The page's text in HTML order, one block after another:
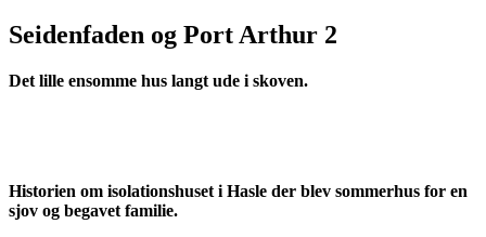
Seidenfaden og Port Arthur 2
Det lille ensomme hus langt ude i skoven.
Historien om isolationshuset i Hasle der blev sommerhus for en
sjov og begavet familie.